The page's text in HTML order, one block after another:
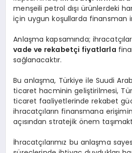
menşeili petrol dışı ürünlerdeki
için uygun koşullarda finansman
Anlaşma kapsamında;
vade ve rekabetçi fiyatlarla
sağlanacaktır.
Bu anlaşma, Türkiye ile Suudi
ticaret hacminin geliştirilmesi,
ticaret faaliyetlerinde rekabet
ihracatçıların finansmana
açısından stratejik önem
İhracatçılarımız bu anlaşma